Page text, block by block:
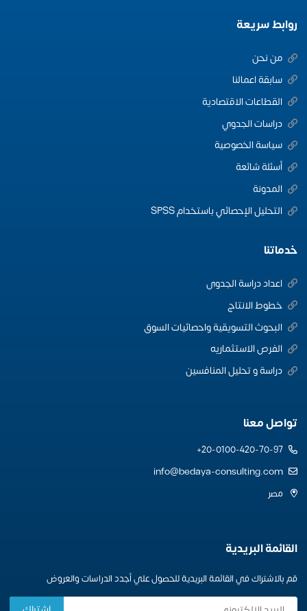
روابط سريعة
من نحن
سابقة اعمالنا
القطاعات الاقتصادية
دراسات الجدوي
سياسة الخصوصية
أسئلة شائعة
المدونة
التحليل الإحصائي باستخدام SPSS
خدماتنا
اعداد دراسة الجدوى
خطوط الانتاج
البحوث التسويقية واحصائيات السوق
الفرص الاستثماريه
دراسة و تحليل المنافسين
تواصل معنا
20-0100-420-70-97+
info@bedaya-consulting.com
مصر
القائمة البريدية
قم بالاشتراك في القائمة البريدية للحصول علي أجدد الدراسات والعروض